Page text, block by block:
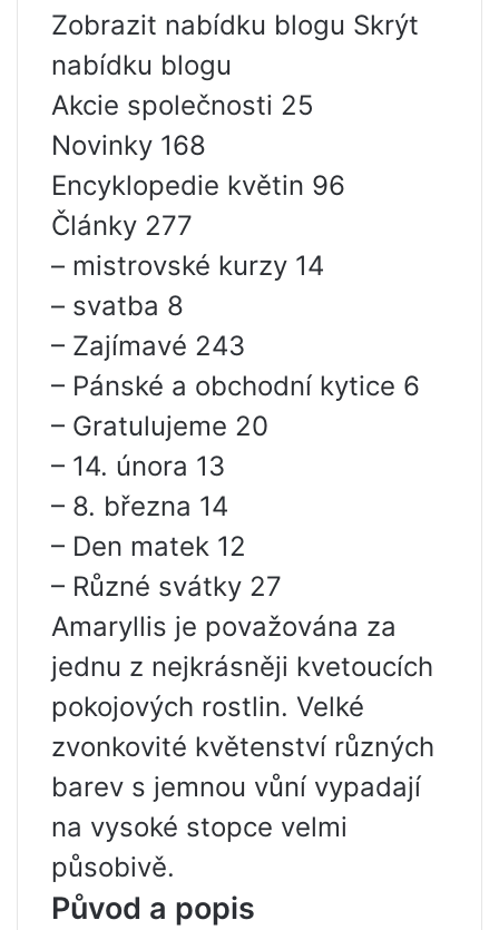
Zobrazit nabídku blogu Skrýt
nabídku blogu
Akcie společnosti 25
Novinky 168
Encyklopedie květin 96
Články 277
– mistrovské kurzy 14
– svatba 8
– Zajímavé 243
– Pánské a obchodní kytice 6
– Gratulujeme 20
– 14. února 13
– 8. března 14
– Den matek 12
– Různé svátky 27
Amaryllis je považována za
jednu z nejkrásněji kvetoucích
pokojových rostlin. Velké
zvonkovité květenství různých
barev s jemnou vůní vypadají
na vysoké stopce velmi
působivě.
Původ a popis